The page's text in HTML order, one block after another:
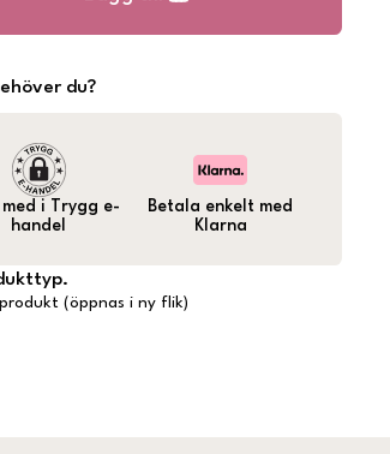
du?
i Trygg e-
handel
Betala enkelt med
Klarna
(öppnas i ny flik)